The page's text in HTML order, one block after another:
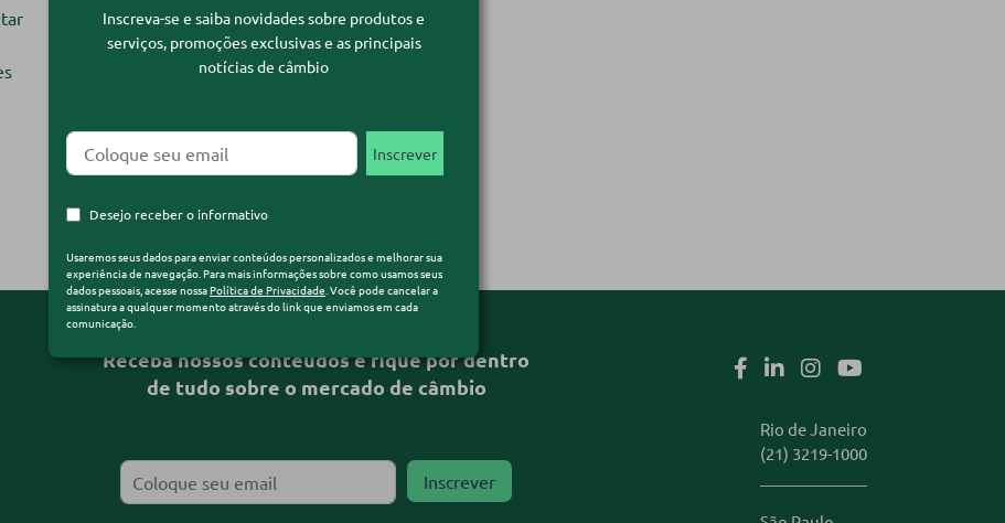
como o saldo das operações da balança comercial
de um determinado país, mostrando os números
de saída e entrada de capital no território. Ele é
Ler Matéria
Receba nossos conteúdos e fique por dentro
de tudo sobre o mercado de câmbio
Rio de Janeiro
(21) 3219-1000
Inscreva-se e saiba novidades sobre produtos e
serviços, promoções exclusivas e as principais
notícias de câmbio
Desejo receber o informativo
Usaremos seus dados para enviar conteúdos personalizados e melhorar sua
experiência de navegação. Para mais informações sobre como usamos seus
dados pessoais, acesse nossaPolítica de Privacidade . Você pode cancelar a
assinatura a qualquer momento através do link que enviamos em cada
comunicação.